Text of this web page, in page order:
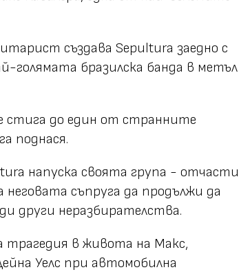
създава Sepultura заедно с
голямата бразилска банда в метъл
стига до един от странните
поднася.
напуска своята група - отчасти
съпруга да продължи да
други неразбирателства.
трагедия в живота на Макс,
Уелс при автомобилна